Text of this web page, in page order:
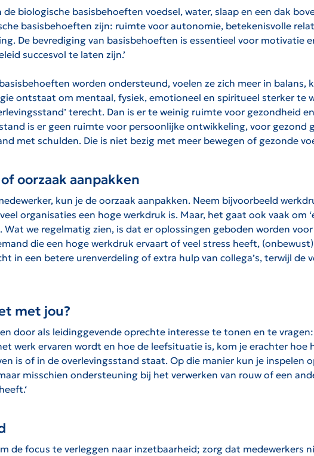
de biologische basisbehoeften voedsel, water, slaap en een dak
basisbehoeften zijn: ruimte voor autonomie, betekenisvolle
De bevrediging van basisbehoeften is essentieel voor motivatie
succesvol te laten zijn.’
worden ondersteund, voelen ze zich meer in
ontstaat om mentaal, fysiek, emotioneel en spiritueel sterker te
terecht. Dan is er te weinig ruimte voor gezondheid
is er geen ruimte voor persoonlijke ontwikkeling, voor
met schulden. Die is niet bezig met meer bewegen of gezonde
oorzaak aanpakken
kun je de oorzaak aanpakken. Neem bijvoorbeeld
organisaties een hoge werkdruk is. Maar, het gaat ook vaak om
we regelmatig zien, is dat er oplossingen geboden worden
die een hoge werkdruk ervaart of veel stress heeft,
in een betere urenverdeling of extra hulp van collega’s, terwijl
met jou?
door als leidinggevende oprechte interesse te tonen en te
werk ervaren wordt en hoe de leefsituatie is, kom je erachter
is of in de overlevingsstand staat. Op die manier kun je
misschien ondersteuning bij het verwerken van rouw of een
de focus te verleggen naar inzetbaarheid; zorg dat medewerkers